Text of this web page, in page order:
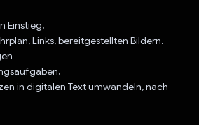
Einstieg,
Links, bereitgestellten Bildern.
in digitalen Text umwandeln, nach